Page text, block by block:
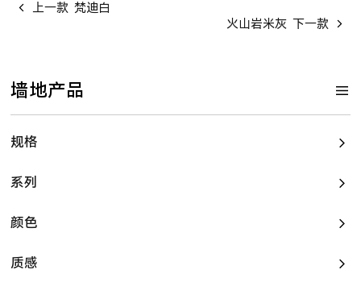
上一款 梵迪白
火山岩米灰 下一款
墙地产品
规格
系列
颜色
质感